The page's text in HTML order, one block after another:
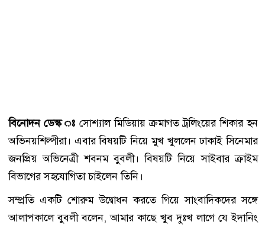
বিনোদন ডেস্ক ঃ সোশ্যাল মিডিয়ায় ক্রমাগত ট্রলিংয়ের শিকার হন
অভিনয়শিল্পীরা। এবার বিষয়টি নিয়ে মুখ খুললেন ঢাকাই সিনেমার
জনপ্রিয় অভিনেত্রী শবনম বুবলী। বিষয়টি নিয়ে সাইবার ক্রাইম
বিভাগের সহযোগিতা চাইলেন তিনি।
সম্প্রতি একটি শোরুম উদ্বোধন করতে গিয়ে সাংবাদিকদের সঙ্গে
আলাপকালে বুবলী বলেন, আমার কাছে খুব দুঃখ লাগে যে ইদানিং